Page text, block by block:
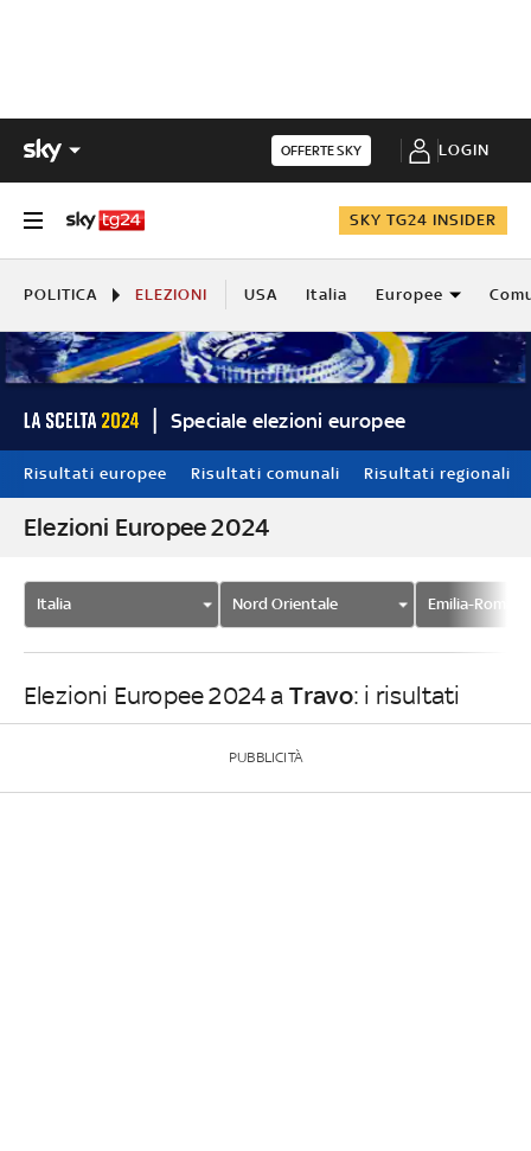
OFFERTE SKY LOGIN
SKY TG24 INSIDER
POLITICA ELEZIONI USA Italia Europee
Speciale elezioni europee
Risultati europee Risultati comunali Risultati regionali
Elezioni Europee 2024
Italia Nord Orientale Emilia-
Elezioni Europee 2024 a Travo: i risultati
PUBBLICITÀ